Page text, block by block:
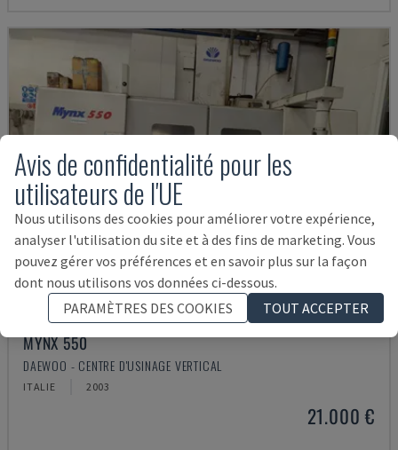
MYNX 550
DAEWOO - CENTRE D'USINAGE VERTICAL
ITALIE 2003
21.000 €
Avis de confidentialité pour les
utilisateurs de l'UE
Nous utilisons des cookies pour améliorer votre expérience,
analyser l'utilisation du site et à des fins de marketing. Vous
pouvez gérer vos préférences et en savoir plus sur la façon
dont nous utilisons vos données ci-dessous.
PARAMÈTRES DES COOKIES
TOUT ACCEPTER